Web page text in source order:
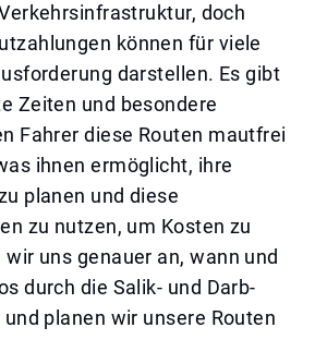
doch
können für viele
darstellen. Es gibt
Zeiten und besondere
Fahrer diese Routen mautfrei
ihnen ermöglicht, ihre
planen und diese
zu nutzen, um Kosten zu
uns genauer an, wann und
durch die Salik- und Darb-
planen wir unsere Routen